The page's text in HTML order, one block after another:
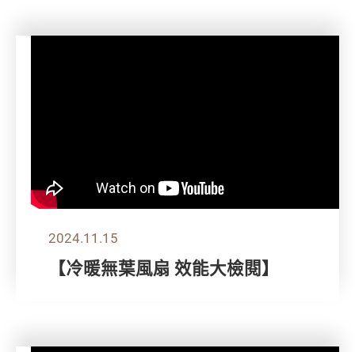
2024.11.15
【冷暖無葉風扇 效能大檢閱】